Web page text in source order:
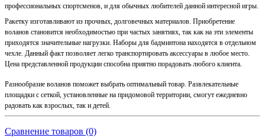
профессиональных спортсменов, и для обычных любителей данной интересной игры.
Ракетку изготавливают из прочных, долговечных материалов. Приобретение
воланов становится необходимостью при частых занятиях, так как на эти элементы
приходятся значительные нагрузки. Наборы для бадминтона находятся в отдельном
чехле. Данный факт позволяет легко транспортировать аксессуары в любое место.
Цена представленной продукции способна приятно порадовать любого клиента.
Разнообразие воланов поможет выбрать оптимальный товар. Развлекательные
площадки с сеткой, установленные на придомовой территории, смогут ежедневно
радовать как взрослых, так и детей.
Сравнение товаров (0)